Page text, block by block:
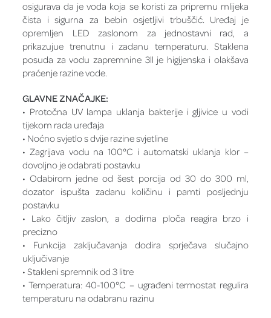
osigurava da je voda koja se koristi za pripremu mlijeka
čista i sigurna za bebin osjetljivi trbuščić. Uređaj je
opremljen LED zaslonom za jednostavni rad, a
prikazujue trenutnu i zadanu temperaturu. Staklena
posuda za vodu zapremnine 3ll je higijenska i olakšava
praćenje razine vode.
GLAVNE ZNAČAJKE:
• Protočna UV lampa uklanja bakterije i gljivice u vodi
tijekom rada uređaja
• Noćno svjetlo s dvije razine svjetline
• Zagrijava vodu na 100°C i automatski uklanja klor –
dovoljno je odabrati postavku
• Odabirom jedne od šest porcija od 30 do 300 ml,
dozator ispušta zadanu količinu i pamti posljednju
postavku
• Lako čitljiv zaslon, a dodirna ploča reagira brzo i
precizno
• Funkcija zaključavanja dodira sprječava slučajno
uključivanje
• Stakleni spremnik od 3 litre
• Temperatura: 40-100°C – ugrađeni termostat regulira
temperaturu na odabranu razinu